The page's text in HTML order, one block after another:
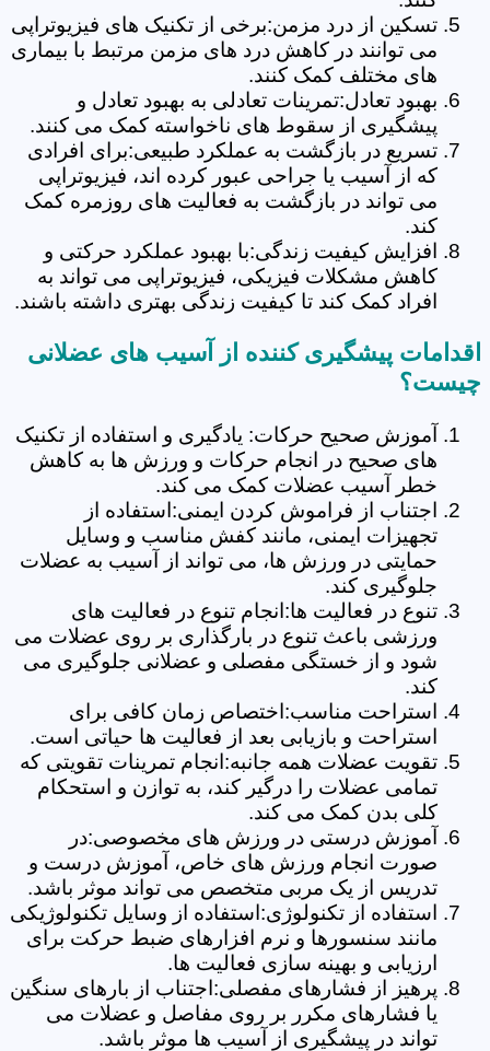
تسکین از درد مزمن:برخی از تکنیک های فیزیوتراپی
می توانند در کاهش درد های مزمن مرتبط با بیماری
های مختلف کمک کنند.
بهبود تعادل:تمرینات تعادلی به بهبود تعادل و
پیشگیری از سقوط های ناخواسته کمک می کنند.
تسریع در بازگشت به عملکرد طبیعی:برای افرادی
که از آسیب یا جراحی عبور کرده اند، فیزیوتراپی
می تواند در بازگشت به فعالیت های روزمره کمک
کند.
افزایش کیفیت زندگی:با بهبود عملکرد حرکتی و
کاهش مشکلات فیزیکی، فیزیوتراپی می تواند به
افراد کمک کند تا کیفیت زندگی بهتری داشته باشند.
اقدامات پیشگیری کننده از آسیب های عضلانی
چیست؟
آموزش صحیح حرکات: یادگیری و استفاده از تکنیک
های صحیح در انجام حرکات و ورزش ها به کاهش
خطر آسیب عضلات کمک می کند.
اجتناب از فراموش کردن ایمنی:استفاده از
تجهیزات ایمنی، مانند کفش مناسب و وسایل
حمایتی در ورزش ها، می تواند از آسیب به عضلات
جلوگیری کند.
تنوع در فعالیت ها:انجام تنوع در فعالیت های
ورزشی باعث تنوع در بارگذاری بر روی عضلات می
شود و از خستگی مفصلی و عضلانی جلوگیری می
کند.
استراحت مناسب:اختصاص زمان کافی برای
استراحت و بازیابی بعد از فعالیت ها حیاتی است.
تقویت عضلات همه جانبه:انجام تمرینات تقویتی که
تمامی عضلات را درگیر کند، به توازن و استحکام
کلی بدن کمک می کند.
آموزش درستی در ورزش های مخصوصی:در
صورت انجام ورزش های خاص، آموزش درست و
تدریس از یک مربی متخصص می تواند موثر باشد.
استفاده از تکنولوژی:استفاده از وسایل تکنولوژیکی
مانند سنسورها و نرم افزارهای ضبط حرکت برای
ارزیابی و بهینه سازی فعالیت ها.
پرهیز از فشارهای مفصلی:اجتناب از بارهای سنگین
یا فشارهای مکرر بر روی مفاصل و عضلات می
تواند در پیشگیری از آسیب ها موثر باشد.